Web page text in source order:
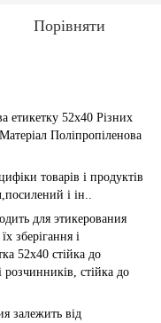
Порівняти
етикетку 52х40 Різних
Матеріал Поліпропіленова
товарів і продуктів
і ін..
для этикерования
зберігання і
52х40 стійка до
стійка до
залежить від